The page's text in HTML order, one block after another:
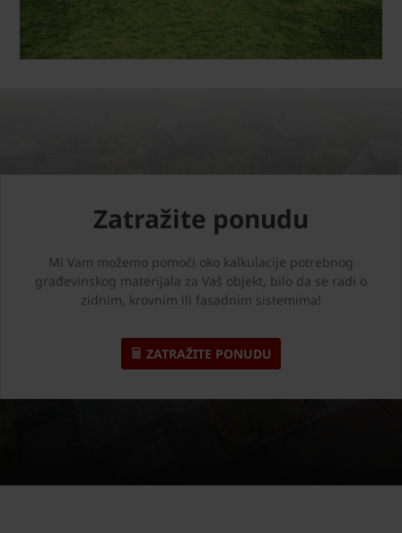
Zatražite ponudu
Mi Vam možemo pomoći oko kalkulacije potrebnog
građevinskog materijala za Vaš objekt, bilo da se radi o
zidnim, krovnim ili fasadnim sistemima!
ZATRAŽITE PONUDU